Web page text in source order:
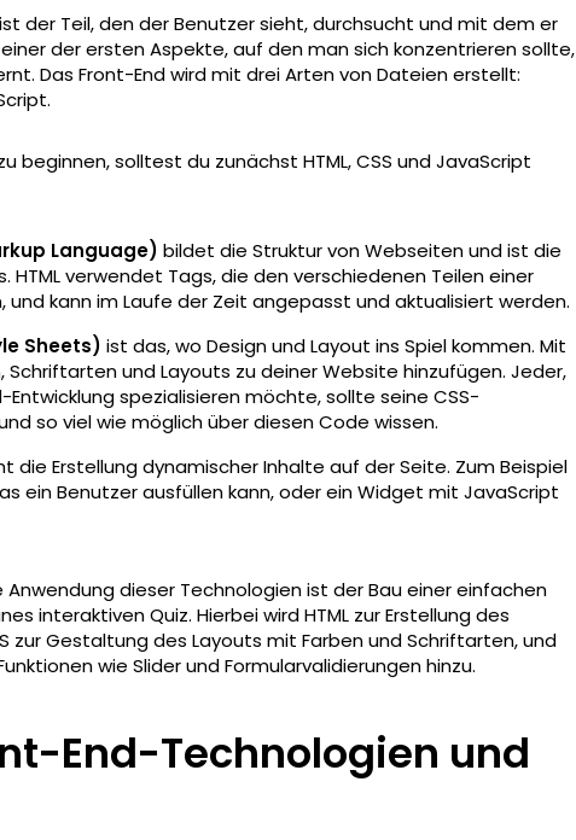
der Teil, den der Benutzer sieht, durchsucht und mit dem er
der ersten Aspekte, auf den man sich konzentrieren sollte,
Das Front-End wird mit drei Arten von Dateien erstellt:
beginnen, solltest du zunächst HTML, CSS und JavaScript
Language) bildet die Struktur von Webseiten und ist die
HTML verwendet Tags, die den verschiedenen Teilen einer
kann im Laufe der Zeit angepasst und aktualisiert werden.
Sheets) ist das, wo Design und Layout ins Spiel kommen. Mit
Schriftarten und Layouts zu deiner Website hinzufügen. Jeder,
Entwicklung spezialisieren möchte, sollte seine CSS-
so viel wie möglich über diesen Code wissen.
die Erstellung dynamischer Inhalte auf der Seite. Zum Beispiel
ein Benutzer ausfüllen kann, oder ein Widget mit JavaScript
Anwendung dieser Technologien ist der Bau einer einfachen
interaktiven Quiz. Hierbei wird HTML zur Erstellung des
zur Gestaltung des Layouts mit Farben und Schriftarten, und
wie Slider und Formularvalidierungen hinzu.
End-Technologien und